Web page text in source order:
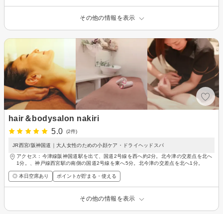
その他の情報を表示
hair＆bodysalon nakiri
5.0
(2件)
JR西宮/阪神国道｜大人女性のための小顔ケア・ドライヘッドスパ
アクセス：今津線阪神国道駅を出て、国道2号線を西へ約2分。北今津の交差点を北へ
1分。、神戸線西宮駅の南側の国道2号線を東へ5分。北今津の交差点を北へ1分。
◎ 本日空席あり ポイントが貯まる・使える
その他の情報を表示